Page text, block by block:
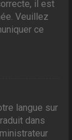
il est
Veuillez
ce
langue sur
dans